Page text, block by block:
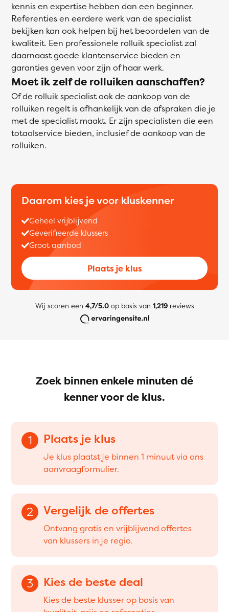
kennis en expertise hebben dan een beginner.
Referenties en eerdere werk van de specialist
bekijken kan ook helpen bij het beoordelen van de
kwaliteit. Een professionele rolluik specialist zal
daarnaast goede klantenservice bieden en
garanties geven voor zijn of haar werk.
Moet ik zelf de rolluiken aanschaffen?
Of de rolluik specialist ook de aankoop van de
rolluiken regelt is afhankelijk van de afspraken die je
met de specialist maakt. Er zijn specialisten die een
totaalservice bieden, inclusief de aankoop van de
rolluiken.
Daarom kies je voor kluskenner
Geheel vrijblijvend
Geverifieerde klussers
Groot aanbod
Plaats je klus
Wij scoren een 4,7/5.0op basis van 1,219reviews
Zoek binnen enkele minuten dé
kenner voor de klus.
1 Plaats je klus
Je klus plaatst je binnen 1 minuut via ons
aanvraagformulier.
2 Vergelijk de offertes
Ontvang gratis en vrijblijvend offertes
van klussers in je regio.
3 Kies de beste deal
Kies de beste klusser op basis van